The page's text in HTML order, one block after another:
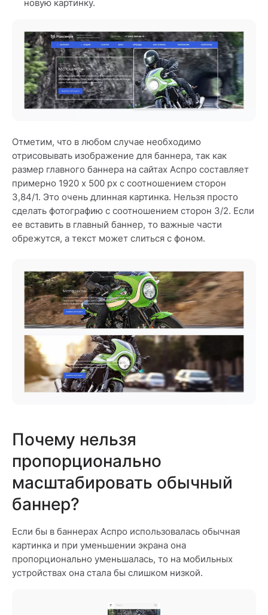
новую картинку.
Отметим, что в любом случае необходимо
отрисовывать изображение для баннера, так как
размер главного баннера на сайтах Аспро составляет
примерно 1920 x 500 px с соотношением сторон
3,84/1. Это очень длинная картинка. Нельзя просто
сделать фотографию с соотношением сторон 3/2. Если
ее вставить в главный баннер, то важные части
обрежутся, а текст может слиться с фоном.
Почему нельзя
пропорционально
масштабировать обычный
баннер?
Если бы в баннерах Аспро использовалась обычная
картинка и при уменьшении экрана она
пропорционально уменьшалась, то на мобильных
устройствах она стала бы слишком низкой.